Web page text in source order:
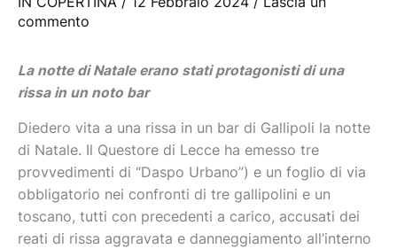
commento
La notte di Natale erano stati protagonisti di una
rissa in un noto bar
Diedero vita a una rissa in un bar di Gallipoli la notte
di Natale. Il Questore di Lecce ha emesso tre
provvedimenti di “Daspo Urbano”) e un foglio di via
obbligatorio nei confronti di tre gallipolini e un
toscano, tutti con precedenti a carico, accusati dei
reati di rissa aggravata e danneggiamento all’interno